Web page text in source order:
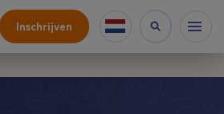
Inschrijven